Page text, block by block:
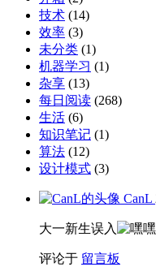
技术 (14)
效率 (3)
未分类 (1)
机器学习 (1)
杂享 (13)
每日阅读 (268)
生活 (6)
知识笔记 (1)
算法 (12)
设计模式 (3)
CanL
大一新生误入
评论于 留言板